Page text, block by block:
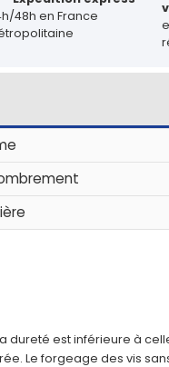
48h en France
est inférieure à
Le forgeage des vis